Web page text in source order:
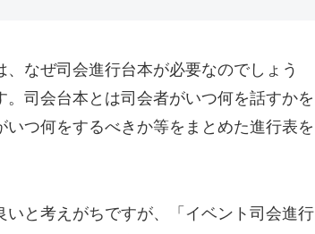
なぜ司会進行台本が必要なのでしょう
司会台本とは司会者がいつ何を話すかを
つ何をするべきか等をまとめた進行表を
と考えがちですが、「イベント司会進行